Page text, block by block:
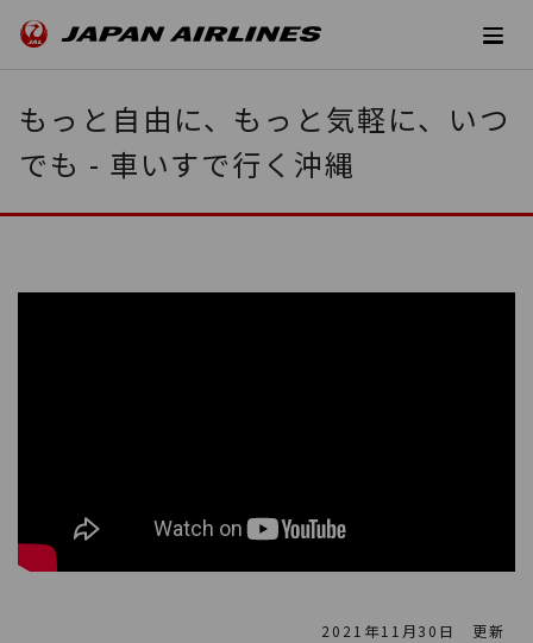
もっと自由に、もっと気軽に、いつ
でも - 車いすで行く沖縄
2021年11月30日 更新